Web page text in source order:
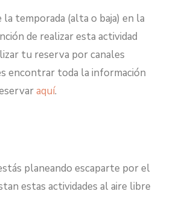
la temporada (alta o baja) en la
de realizar esta actividad
tu reserva por canales
encontrar toda la información
aquí.
planeando escaparte por el
estas actividades al aire libre